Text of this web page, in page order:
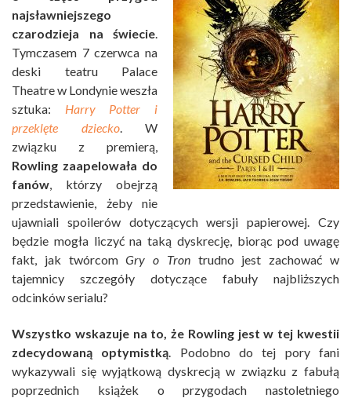
najsławniejszego
czarodzieja na świecie.
Tymczasem 7 czerwca na
deski teatru Palace
Theatre w Londynie weszła
sztuka: Harry Potter i
przeklęte dziecko. W
związku z premierą,
Rowling zaapelowała do
fanów, którzy obejrzą
przedstawienie, żeby nie
ujawniali spoilerów dotyczących wersji papierowej. Czy
będzie mogła liczyć na taką dyskrecję, biorąc pod uwagę
fakt, jak twórcomGry o Trontrudno jest zachować w
tajemnicy szczegóły dotyczące fabuły najbliższych
odcinków serialu?
Wszystko wskazuje na to, że Rowling jest w tej kwestii
zdecydowaną optymistką. Podobno do tej pory fani
wykazywali się wyjątkową dyskrecją w związku z fabułą
poprzednich książek o przygodach nastoletniego